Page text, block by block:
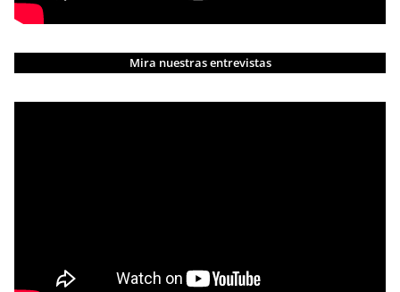
Mira nuestras entrevistas